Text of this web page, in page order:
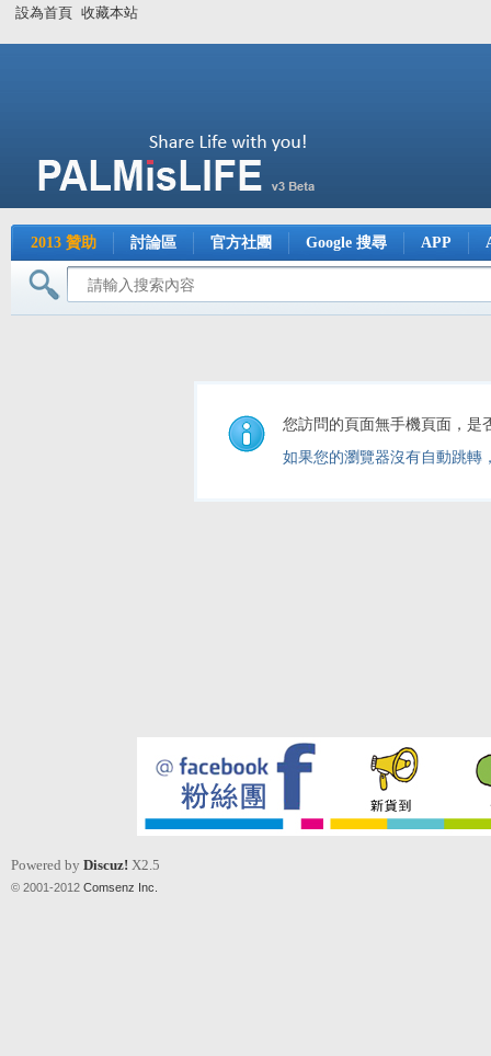
設為首頁 收藏本站
2013 贊助 討論區 官方社團 Google 搜尋 APP
您訪問的頁面無手機頁面，是
如果您的瀏覽器沒有自動跳轉
Powered by Discuz! X2.5
© 2001-2012 Comsenz Inc.